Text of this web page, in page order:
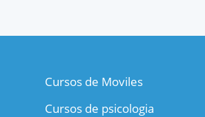
Cursos de Moviles
Cursos de psicologia